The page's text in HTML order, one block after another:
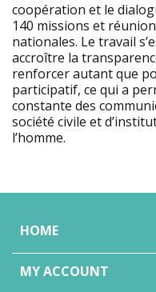
coopération et le
140 missions et
nationales. Le travail
accroître la
renforcer autant que
participatif, ce qui a
constante des
société civile et
l’homme.
HOME
MY ACCOUNT